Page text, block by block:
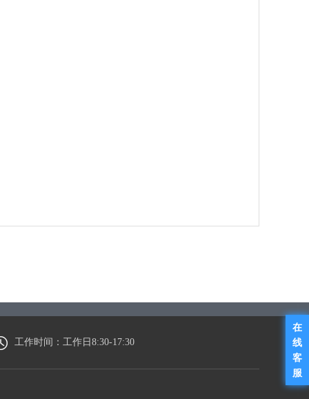
工作时间：工作日8:30-17:30
在
线
客
服